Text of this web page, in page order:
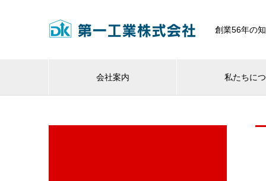
創業56年の
会社案内 私たちに